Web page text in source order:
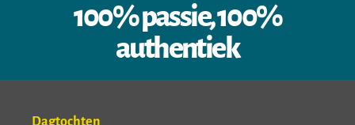
100% passie, 100%
authentiek
Dagtochten